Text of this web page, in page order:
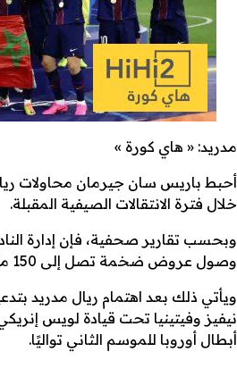
مدريد: « هاي كورة »
أحبط باريس سان جيرمان محاولات ريال
خلال فترة الانتقالات الصيفية المقبلة.
وبحسب تقارير صحفية، فإن إدارة
وصول عروض ضخمة تصل إلى 150 مليون يورو.
ويأتي ذلك بعد اهتمام ريال مدريد
نيفيز وفيتينيا تحت قيادة لويس
أبطال أوروبا للموسم الثاني تواليًا.